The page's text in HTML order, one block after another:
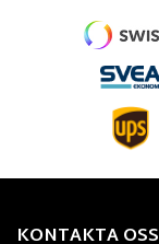
KONTAKTA OSS